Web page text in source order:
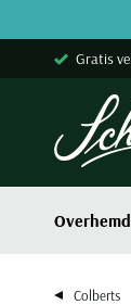
Gratis
Colberts